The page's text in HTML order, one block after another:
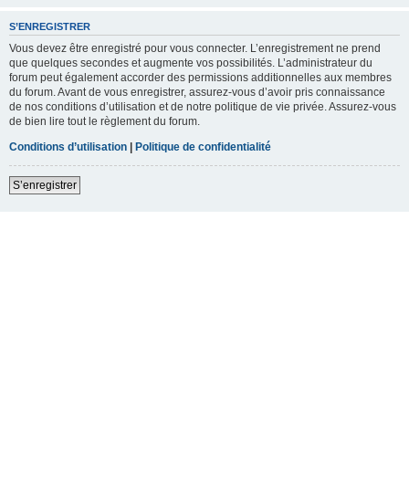
S’ENREGISTRER
Vous devez être enregistré pour vous connecter. L’enregistrement ne prend
que quelques secondes et augmente vos possibilités. L’administrateur du
forum peut également accorder des permissions additionnelles aux membres
du forum. Avant de vous enregistrer, assurez-vous d’avoir pris connaissance
de nos conditions d’utilisation et de notre politique de vie privée. Assurez-vous
de bien lire tout le règlement du forum.
Conditions d’utilisation | Politique de confidentialité
S’enregistrer